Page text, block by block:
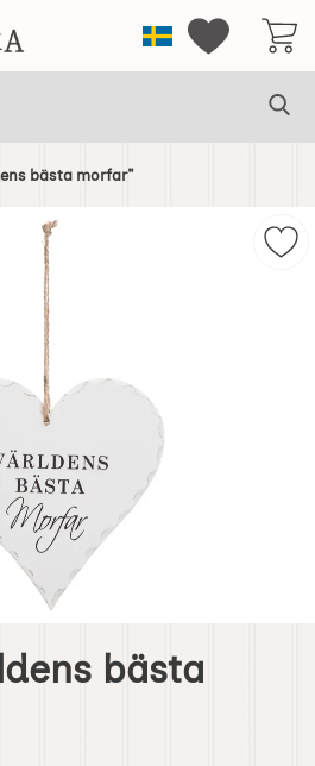
för NostalgiskaSverigeMina
bästa morfar"
bästa